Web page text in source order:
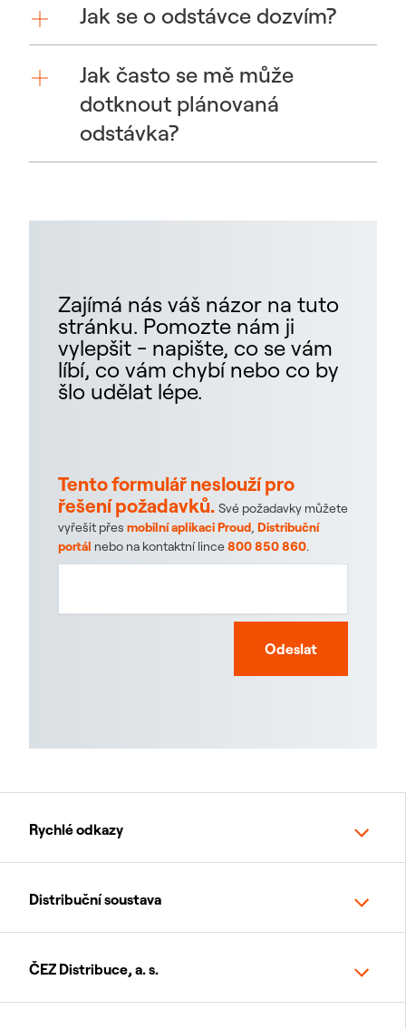
Jak se o odstávce dozvím?
Jak často se mě může
dotknout plánovaná
odstávka?
Zajímá nás váš názor na tuto
stránku. Pomozte nám ji
vylepšit - napište, co se vám
líbí, co vám chybí nebo co by
šlo udělat lépe.
Tento formulář neslouží pro
řešení požadavků. Své požadavky můžete
vyřešit přes mobilní aplikaci Proud, Distribuční
portál nebo na kontaktní lince800 850 860.
Odeslat
Rychlé odkazy
Distribuční soustava
ČEZ Distribuce, a. s.